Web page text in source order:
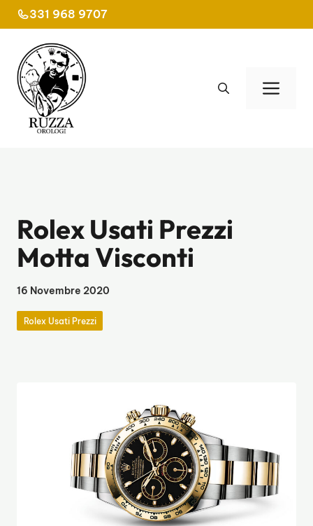
al
contenuto
331 968 9707
Rolex Usati Prezzi
Motta Visconti
16 Novembre 2020
Rolex Usati Prezzi